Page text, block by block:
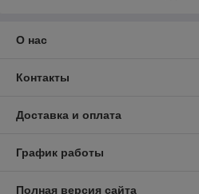
О нас
Контакты
Доставка и оплата
График работы
Полная версия сайта